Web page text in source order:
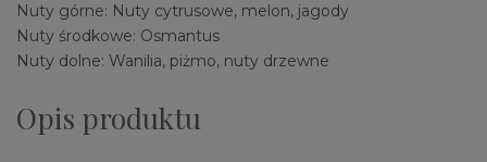
Nuty górne: Nuty cytrusowe, melon, jagody
Nuty środkowe: Osmantus
Nuty dolne: Wanilia, piżmo, nuty drzewne
Opis produktu